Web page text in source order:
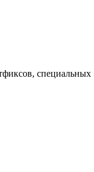
специальных